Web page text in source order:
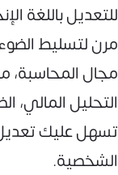
للتعديل باللغة
مرن لتسليط
مجال المحاسبة، مع
تسهل عليك
الشخصية.